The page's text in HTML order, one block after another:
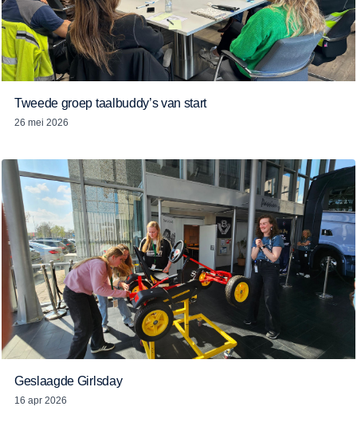
Tweede groep taalbuddy’s van start
26 mei 2026
Geslaagde Girlsday
16 apr 2026